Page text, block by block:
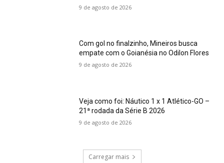
9 de agosto de 2026
Com gol no finalzinho, Mineiros busca
empate com o Goianésia no Odilon Flores
9 de agosto de 2026
Veja como foi: Náutico 1 x 1 Atlético-GO –
21ª rodada da Série B 2026
9 de agosto de 2026
Carregar mais